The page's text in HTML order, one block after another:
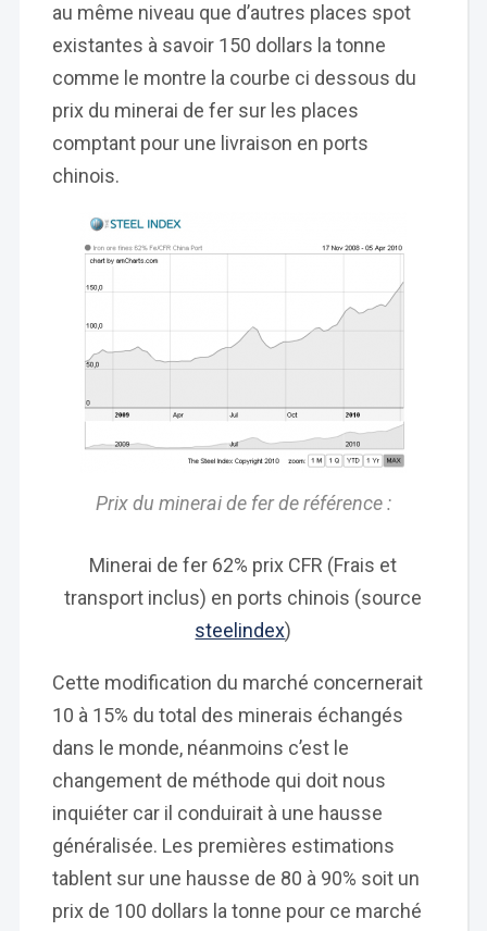
au même niveau que d’autres places spot
existantes à savoir 150 dollars la tonne
comme le montre la courbe ci dessous du
prix du minerai de fer sur les places
comptant pour une livraison en ports
chinois.
Prix du minerai de fer de référence :
Minerai de fer 62% prix CFR (Frais et
transport inclus) en ports chinois (source
steelindex)
Cette modification du marché concernerait
10 à 15% du total des minerais échangés
dans le monde, néanmoins c’est le
changement de méthode qui doit nous
inquiéter car il conduirait à une hausse
généralisée. Les premières estimations
tablent sur une hausse de 80 à 90% soit un
prix de 100 dollars la tonne pour ce marché